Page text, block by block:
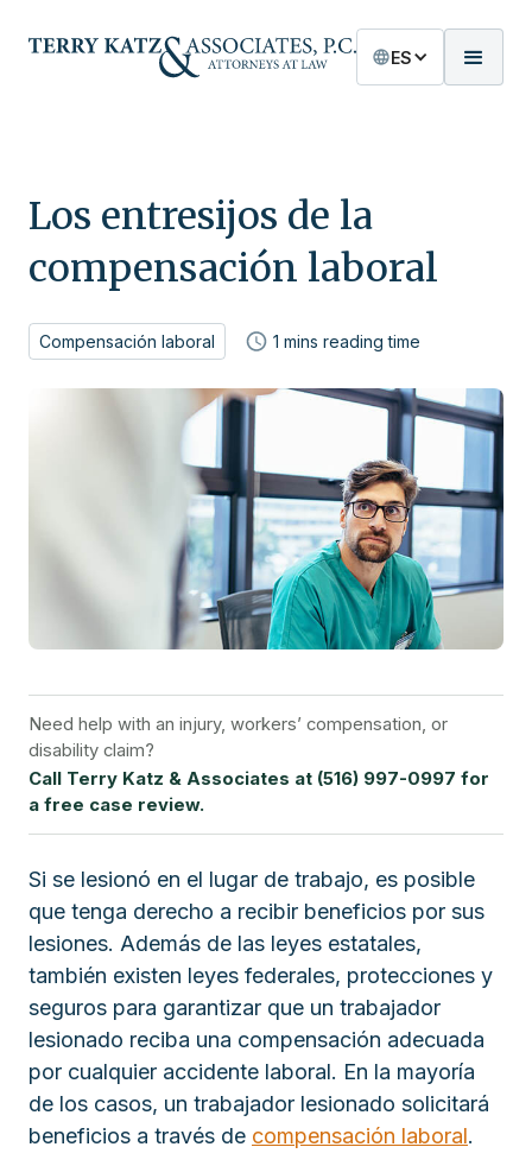
ES
Los entresijos de la
compensación laboral
Compensación laboral 1 mins reading time
Need help with an injury, workers’ compensation, or
disability claim?
Call Terry Katz & Associates at (516) 997-0997 for
a free case review.
Si se lesionó en el lugar de trabajo, es posible
que tenga derecho a recibir beneficios por sus
lesiones. Además de las leyes estatales,
también existen leyes federales, protecciones y
seguros para garantizar que un trabajador
lesionado reciba una compensación adecuada
por cualquier accidente laboral. En la mayoría
de los casos, un trabajador lesionado solicitará
beneficios a través de compensación laboral.